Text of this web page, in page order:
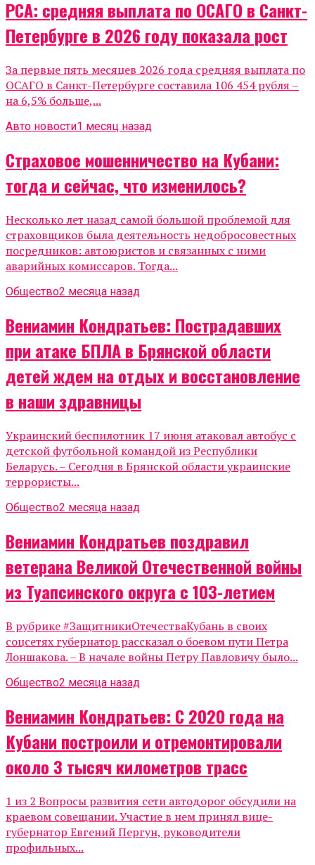
РСА: средняя выплата по ОСАГО в Санкт-
Петербурге в 2026 году показала рост
За первые пять месяцев 2026 года средняя выплата по
ОСАГО в Санкт-Петербурге составила 106 454 рубля –
на 6,5% больше,...
Авто новости1 месяц назад
Страховое мошенничество на Кубани:
тогда и сейчас, что изменилось?
Несколько лет назад самой большой проблемой для
страховщиков была деятельность недобросовестных
посредников: автоюристов и связанных с ними
аварийных комиссаров. Тогда...
Общество2 месяца назад
Вениамин Кондратьев: Пострадавших
при атаке БПЛА в Брянской области
детей ждем на отдых и восстановление
в наши здравницы
Украинский беспилотник 17 июня атаковал автобус с
детской футбольной командой из Республики
Беларусь. – Сегодня в Брянской области украинские
террористы...
Общество2 месяца назад
Вениамин Кондратьев поздравил
ветерана Великой Отечественной войны
из Туапсинского округа с 103-летием
В рубрике #ЗащитникиОтечестваКубань в своих
соцсетях губернатор рассказал о боевом пути Петра
Лоншакова. – В начале войны Петру Павловичу было...
Общество2 месяца назад
Вениамин Кондратьев: С 2020 года на
Кубани построили и отремонтировали
около 3 тысяч километров трасс
1 из 2 Вопросы развития сети автодорог обсудили на
краевом совещании. Участие в нем принял вице-
губернатор Евгений Пергун, руководители
профильных...